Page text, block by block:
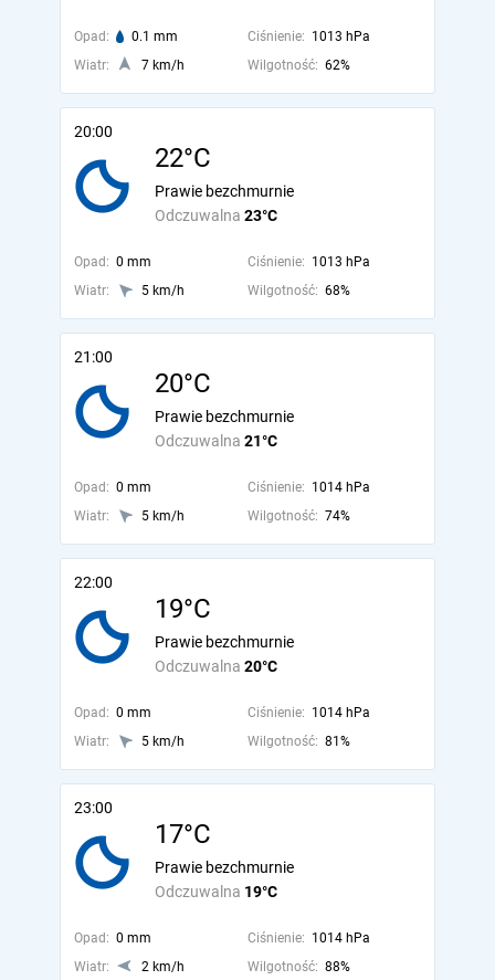
Opad: 0.1 mm Ciśnienie: 1013 hPa
Wiatr:
7 km/h Wilgotność: 62%
20:00
22°C
Odczuwalna 23°C
Prawie bezchmurnie
Opad: 0 mm Ciśnienie: 1013 hPa
Wiatr:
5 km/h Wilgotność: 68%
21:00
20°C
Odczuwalna 21°C
Prawie bezchmurnie
Opad: 0 mm Ciśnienie: 1014 hPa
Wiatr:
5 km/h Wilgotność: 74%
22:00
19°C
Odczuwalna 20°C
Prawie bezchmurnie
Opad: 0 mm Ciśnienie: 1014 hPa
Wiatr:
5 km/h Wilgotność: 81%
23:00
17°C
Odczuwalna 19°C
Prawie bezchmurnie
Opad: 0 mm Ciśnienie: 1014 hPa
Wiatr:
2 km/h Wilgotność: 88%